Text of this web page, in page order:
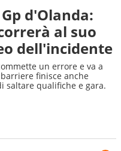
d'Olanda:
al suo
dell'incidente
un errore e va a
finisce anche
saltare qualifiche e gara.